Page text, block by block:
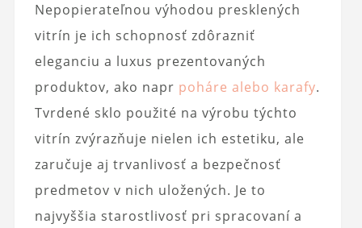
Nepopierateľnou výhodou presklených
vitrín je ich schopnosť zdôrazniť
eleganciu a luxus prezentovaných
produktov, ako napr poháre alebo karafy.
Tvrdené sklo použité na výrobu týchto
vitrín zvýrazňuje nielen ich estetiku, ale
zaručuje aj trvanlivosť a bezpečnosť
predmetov v nich uložených. Je to
najvyššia starostlivosť pri spracovaní a